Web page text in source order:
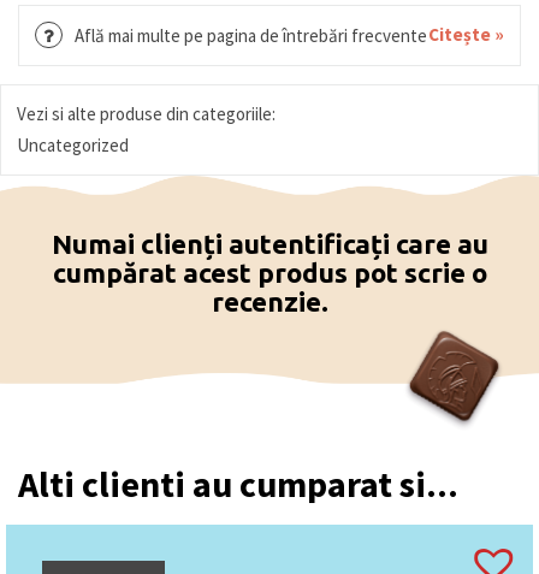
substanțe solide de cacao). Ciocolată neagră (min
55% cacao solidă). Ciocolată albă (min. 28%
28% solide de cacao).
Află mai multe pe pagina de întrebări frecventeCitește »
Vezi si alte produse din categoriile:
Uncategorized
Numai clienți autentificați care au
cumpărat acest produs pot scrie o
recenzie.
Alti clienti au cumparat si...